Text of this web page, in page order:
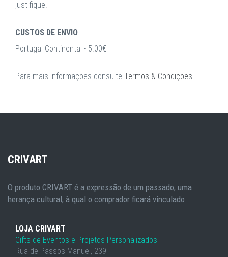
justifique.
CUSTOS DE ENVIO
Portugal Continental - 5.00€
Para mais informações consulte Termos & Condições.
CRIVART
O produto CRIVART é a expressão de um passado, uma
herança cultural, à qual o comprador ficará vinculado.
LOJA CRIVART
Gifts de Eventos e Projetos Personalizados
Rua de Passos Manuel, 239